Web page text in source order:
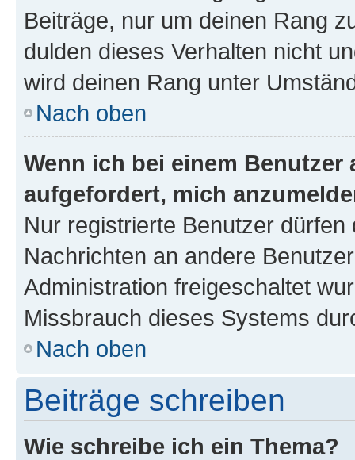
Beiträge, nur um deinen Rang
dulden dieses Verhalten nicht
wird deinen Rang unter
Nach oben
Wenn ich bei einem
aufgefordert, mich
Nur registrierte Benutzer
Nachrichten an andere
Administration freigeschaltet
Missbrauch dieses Systems
Nach oben
Beiträge schreiben
Wie schreibe ich ein Thema?